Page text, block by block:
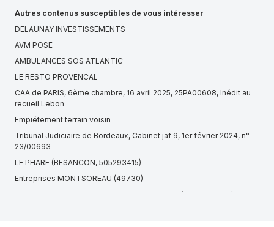
Autres contenus susceptibles de vous intéresser
DELAUNAY INVESTISSEMENTS
AVM POSE
AMBULANCES SOS ATLANTIC
LE RESTO PROVENCAL
CAA de PARIS, 6ème chambre, 16 avril 2025, 25PA00608, Inédit au
recueil Lebon
Empiétement terrain voisin
Tribunal Judiciaire de Bordeaux, Cabinet jaf 9, 1er février 2024, n°
23/00693
LE PHARE (BESANCON, 505293415)
Entreprises MONTSOREAU (49730)
Cour d'appel de Colmar, Chambre 17 sc, 26 août 2024, n° 24/02908
886150085)